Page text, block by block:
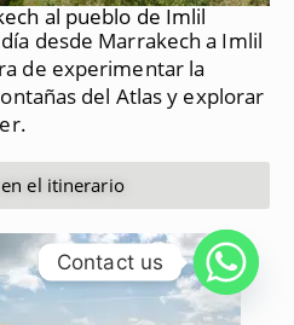
al pueblo de Imlil
desde Marrakech a Imlil
de experimentar la
del Atlas y explorar
el itinerario
Contact us